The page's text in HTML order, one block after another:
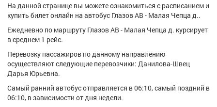
На данной странице вы можете ознакомиться с расписанием и
купить билет онлайн на автобус Глазов АВ - Малая Чепца д..
Ежедневно по маршруту Глазов АВ - Малая Чепца д. курсирует
в среднем 1 рейс.
Перевозку пассажиров по данному направлению
осуществляют следующие перевозчики: Данилова-Швец
Дарья Юрьевна.
Самый ранний автобус отправляется в 06:10, самый поздний в
06:10, в зависимости от дня недели.